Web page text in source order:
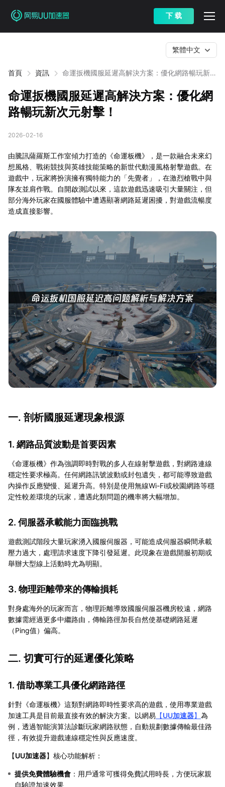
下 载
首頁 資訊
命運扳機國服延遲高解決方案：優化網路暢玩新次
繁體中文
命運扳機國服延遲高解決方案：優化網
路暢玩新次元射擊！
2026-02-16
由騰訊薩羅斯工作室傾力打造的《命運板機》，是一款融合未來幻
想風格、戰術競技與英雄技能策略的新世代動漫風格射擊遊戲。在
遊戲中，玩家將扮演擁有獨特能力的「先覺者」，在激烈槍戰中與
隊友並肩作戰。自開啟測試以來，這款遊戲迅速吸引大量關注，但
部分海外玩家在國服體驗中遭遇顯著網路延遲困擾，對遊戲流暢度
造成直接影響。
一. 剖析國服延遲現象根源
1. 網路品質波動是首要因素
《命運板機》作為強調即時對戰的多人在線射擊遊戲，對網路連線
穩定性要求極高。任何網路訊號波動或封包遺失，都可能導致遊戲
內操作反應變慢、延遲升高。特別是使用無線Wi-Fi或校園網路等穩
定性較差環境的玩家，遭遇此類問題的機率將大幅增加。
2. 伺服器承載能力面臨挑戰
遊戲測試階段大量玩家湧入國服伺服器，可能造成伺服器瞬間承載
壓力過大，處理請求速度下降引發延遲。此現象在遊戲開服初期或
舉辦大型線上活動時尤為明顯。
3. 物理距離帶來的傳輸損耗
對身處海外的玩家而言，物理距離導致國服伺服器機房較遠，網路
數據需經過更多中繼路由，傳輸路徑加長自然使基礎網路延遲
（Ping值）偏高。
二. 切實可行的延遲優化策略
1. 借助專業工具優化網路路徑
針對《命運板機》這類對網路即時性要求高的遊戲，使用專業遊戲
加速工具是目前最直接有效的解決方案。以網易 【UU加速器】 為
例，透過智能演算法診斷玩家網路狀態，自動規劃數據傳輸最佳路
徑，有效提升遊戲連線穩定性與反應速度。
【UU加速器】核心功能解析：
提供免費體驗機會 ：用戶通常可獲得免費試用時長，方便玩家親
自驗證加速效果